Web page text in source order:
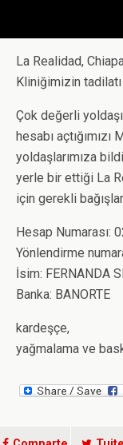
La Realidad,
Kliniğimizin
Çok değerli
hesabı
yoldaşlarımıza
yerle bir ettiği La
için gerekli
Hesap Numarası:
Yönlendirme
İsim: FERNANDA
Banka: BANORTE
kardeşçe,
yağmalama ve